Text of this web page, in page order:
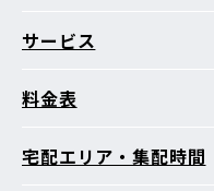
サービス
料金表
宅配エリア・集配時間